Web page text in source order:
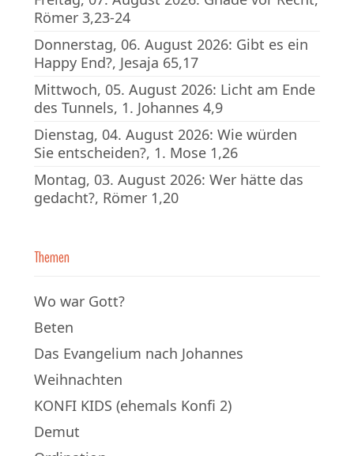
Römer 3,23-24
Donnerstag, 06. August 2026: Gibt es ein
Happy End?, Jesaja 65,17
Mittwoch, 05. August 2026: Licht am Ende
des Tunnels, 1. Johannes 4,9
Dienstag, 04. August 2026: Wie würden
Sie entscheiden?, 1. Mose 1,26
Montag, 03. August 2026: Wer hätte das
gedacht?, Römer 1,20
Themen
Wo war Gott?
Beten
Das Evangelium nach Johannes
Weihnachten
KONFI KIDS (ehemals Konfi 2)
Demut